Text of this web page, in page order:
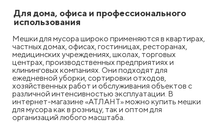
Для дома, офиса и профессионального
использования
Мешки для мусора широко применяются в квартирах,
частных домах, офисах, гостиницах, ресторанах,
медицинских учреждениях, школах, торговых
центрах, производственных предприятиях и
клининговых компаниях. Они подходят для
ежедневной уборки, сортировки отходов,
хозяйственных работ и обслуживания объектов с
различной интенсивностью эксплуатации. В
интернет-магазине «АТЛАНТ» можно купить мешки
для мусора как в розницу, так и оптом для
организаций любого масштаба.